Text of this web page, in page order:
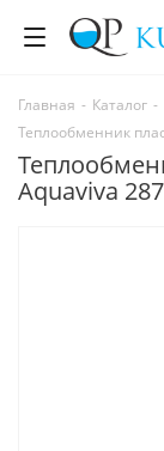
Главная - Каталог -
Теплообменник
Aquaviva